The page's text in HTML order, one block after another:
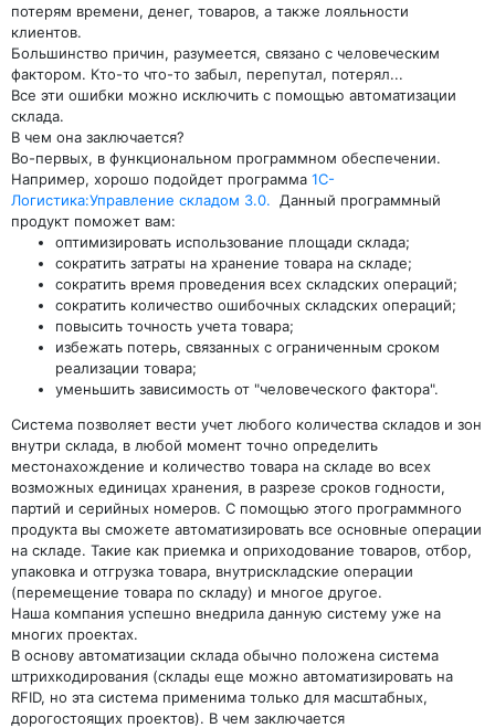
потерям времени, денег, товаров, а также лояльности
клиентов.
Большинство причин, разумеется, связано с человеческим
фактором. Кто-то что-то забыл, перепутал, потерял...
Все эти ошибки можно исключить с помощью автоматизации
склада.
В чем она заключается?
Во-первых, в функциональном программном обеспечении.
Например, хорошо подойдет программа 1С-
Логистика:Управление складом 3.0. Данный программный
продукт поможет вам:
оптимизировать использование площади склада;
сократить затраты на хранение товара на складе;
сократить время проведения всех складских операций;
сократить количество ошибочных складских операций;
повысить точность учета товара;
избежать потерь, связанных с ограниченным сроком
реализации товара;
уменьшить зависимость от "человеческого фактора".
Система позволяет вести учет любого количества складов и зон
внутри склада, в любой момент точно определить
местонахождение и количество товара на складе во всех
возможных единицах хранения, в разрезе сроков годности,
партий и серийных номеров. С помощью этого программного
продукта вы сможете автоматизировать все основные операции
на складе. Такие как приемка и оприходование товаров, отбор,
упаковка и отгрузка товара, внутрискладские операции
(перемещение товара по складу) и многое другое.
Наша компания успешно внедрила данную систему уже на
многих проектах.
В основу автоматизации склада обычно положена система
штрихкодирования (склады еще можно автоматизировать на
RFID, но эта система применима только для масштабных,
дорогостоящих проектов). В чем заключается